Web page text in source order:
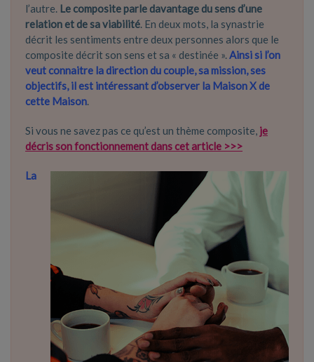
l’autre. Le composite parle davantage du sens d’une
relation et de sa viabilité. En deux mots, la synastrie
décrit les sentiments entre deux personnes alors que le
composite décrit son sens et sa « destinée ».Ainsi si l’on
veut connaitre la direction du couple, sa mission, ses
objectifs, il est intéressant d’observer la Maison X de
cette Maison.
Si vous ne savez pas ce qu’est un thème composite, je
décris son fonctionnement dans cet article >>>
La